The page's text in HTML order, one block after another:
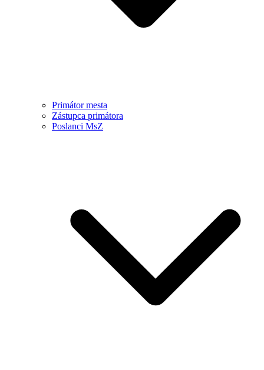
Primátor mesta
Zástupca primátora
Poslanci MsZ